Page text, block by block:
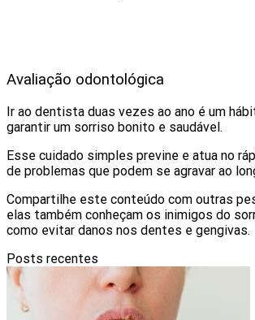
Avaliação odontológica
Ir ao dentista duas vezes ao ano é um
garantir um sorriso bonito e saudável.
Esse cuidado simples previne e atua no
de problemas que podem se agravar ao
Compartilhe este conteúdo com outras
elas também conheçam os inimigos do
como evitar danos nos dentes e gengivas.
Posts recentes